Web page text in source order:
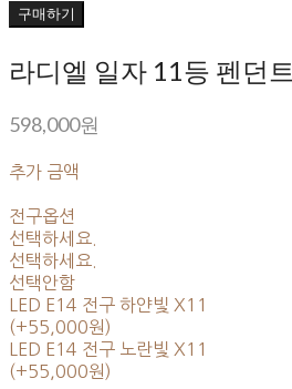
구매하기
라디엘 일자 11등 펜던트
598,000원
추가 금액
전구옵션
선택하세요.
선택하세요.
선택안함
LED E14 전구 하얀빛 X11
(+55,000원)
LED E14 전구 노란빛 X11
(+55,000원)